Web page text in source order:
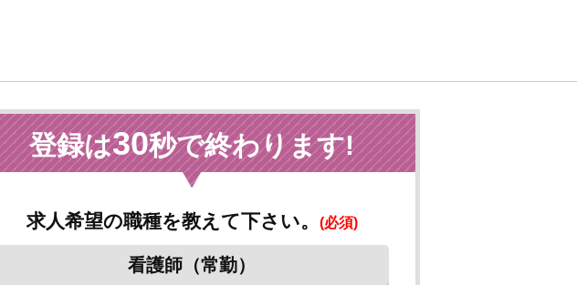
登録は30秒で終わります!
求人希望の職種を教えて下さい。 (必須)
看護師（常勤）
クリニック名*